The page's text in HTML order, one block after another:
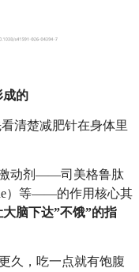
成的
清楚减肥针在身体里
激动剂——司美格鲁肽
）等——的作用核心其
大脑下达”不饿”的指
久，吃一点就有饱腹